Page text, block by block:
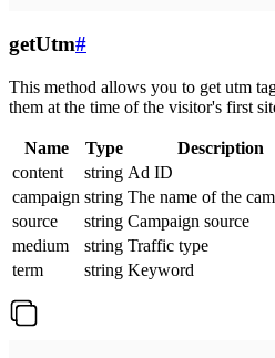
getUtm#
This method allows you to get utm
them at the time of the visitor's first
Name Type
Description
content
string Ad ID
campaign string The name of the
source
string Campaign source
medium
string Traffic type
term
string Keyword